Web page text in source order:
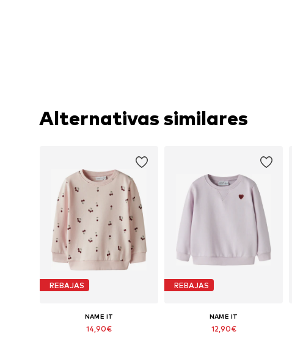
Alternativas similares
REBAJAS
NAME IT
14,90€
REBAJAS
NAME IT
12,90€